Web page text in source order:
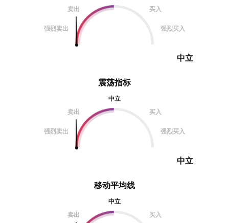
震荡指标
中立
卖出
买入
强烈卖出 强烈买入
中立
卖出
买入
强烈卖出 强烈买入
中立
移动平均线
中立
卖出
买入